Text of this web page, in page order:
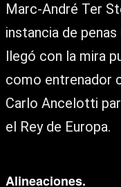
Marc-André Ter
instancia de
llegó con la mira
como entrenador
Carlo Ancelotti
el Rey de Europa.
Alineaciones.